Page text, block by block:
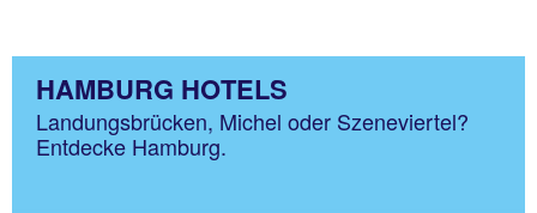
HAMBURG HOTELS
Landungsbrücken, Michel oder Szeneviertel?
Entdecke Hamburg.